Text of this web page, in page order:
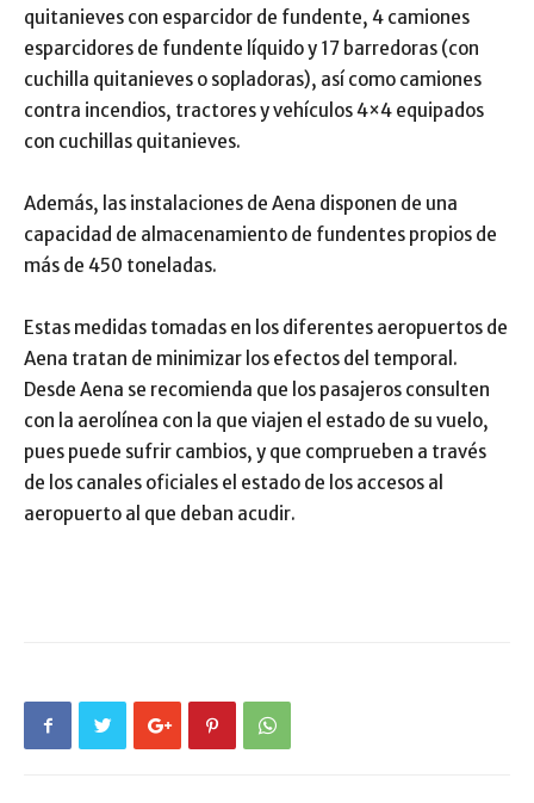
quitanieves con esparcidor de fundente, 4 camiones
esparcidores de fundente líquido y 17 barredoras (con
cuchilla quitanieves o sopladoras), así como camiones
contra incendios, tractores y vehículos 4×4 equipados
con cuchillas quitanieves.
Además, las instalaciones de Aena disponen de una
capacidad de almacenamiento de fundentes propios de
más de 450 toneladas.
Estas medidas tomadas en los diferentes aeropuertos de
Aena tratan de minimizar los efectos del temporal.
Desde Aena se recomienda que los pasajeros consulten
con la aerolínea con la que viajen el estado de su vuelo,
pues puede sufrir cambios, y que comprueben a través
de los canales oficiales el estado de los accesos al
aeropuerto al que deban acudir.